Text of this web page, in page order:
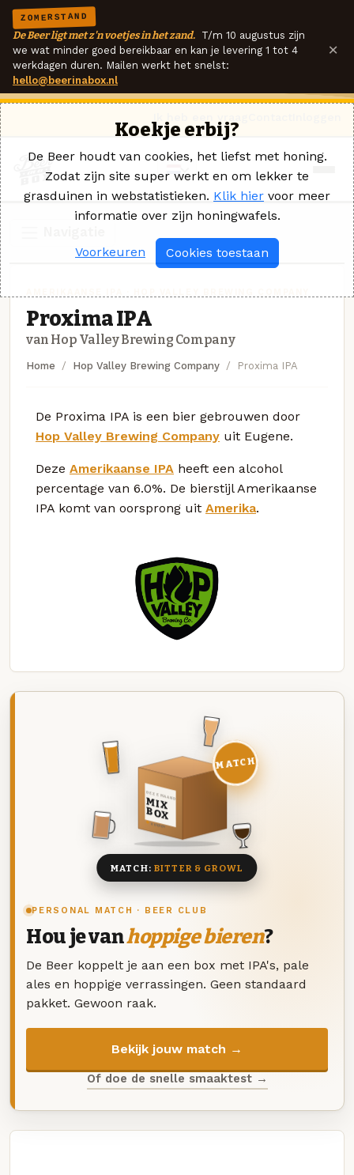
ZOMERSTAND
De Beer ligt met z'n voetjes in het zand. T/m 10 augustus zijn
we wat minder goed bereikbaar en kan je levering 1 tot 4
werkdagen duren. Mailen werkt het snelst:
hello@beerinabox.nl
×
Proxima IPA
van Hop Valley Brewing Company
Home Hop Valley Brewing Company Proxima IPA
De Proxima IPA is een bier gebrouwen door
Hop Valley Brewing Company uit Eugene.
Deze Amerikaanse IPA heeft een alcohol
percentage van 6.0%. De bierstijl Amerikaanse
IPA komt van oorsprong uit Amerika.
PERSONAL MATCH · BEER CLUB
Hou je vanhoppige bieren?
De Beer koppelt je aan een box met IPA's, pale
ales en hoppige verrassingen. Geen standaard
pakket. Gewoon raak.
Bekijk jouw match →
Of doe de snelle smaaktest →
DEZE MAAND
MIX
BOX
8 BIEREN
MATCH
MATCH: BITTER & GROWL
Koekje erbij?
De Beer houdt van cookies, het liefst met honing.
Zodat zijn site super werkt en om lekker te
grasduinen in webstatistieken. Klik hier voor meer
informatie over zijn honingwafels.
Voorkeuren Cookies toestaan